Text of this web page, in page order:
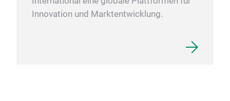
Innovation und Marktentwicklung.